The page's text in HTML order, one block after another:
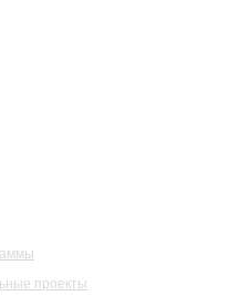
проекты